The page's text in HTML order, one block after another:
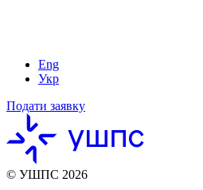
Eng
Укр
Подати заявку
© УШПС 2026